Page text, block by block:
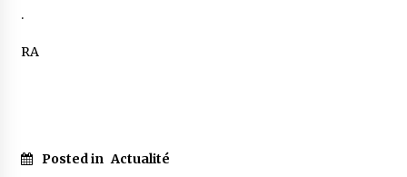
.
RA
Posted in Actualité